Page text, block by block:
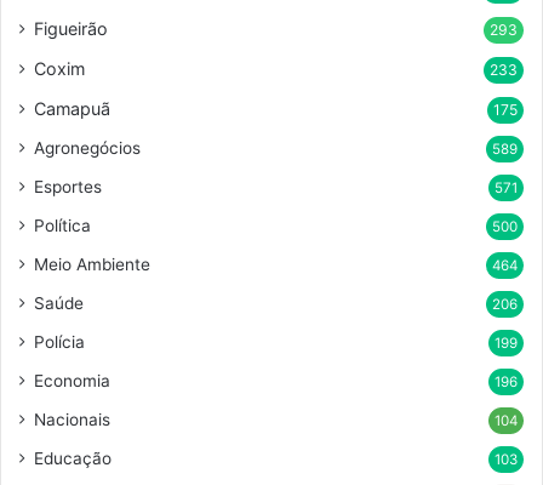
Figueirão 293
Coxim 233
Camapuã 175
Agronegócios 589
Esportes 571
Política 500
Meio Ambiente 464
Saúde 206
Polícia 199
Economia 196
Nacionais 104
Educação 103